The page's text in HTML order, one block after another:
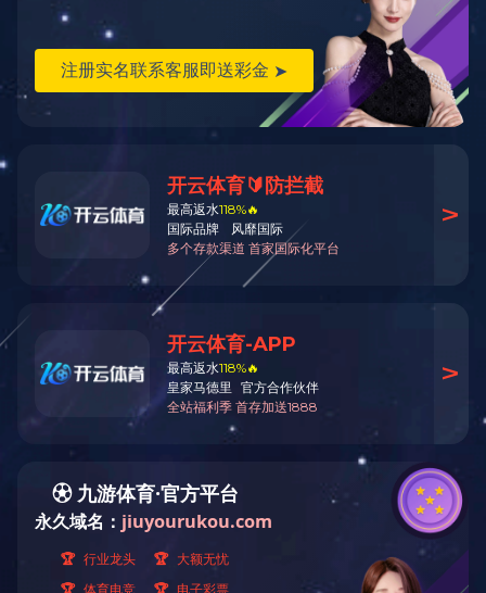
当前位置：首页 <九游(中国) < 高性能蝶阀
W830系列高性能合金硬密封蝶
阀(DS343Y)
电话
邮箱